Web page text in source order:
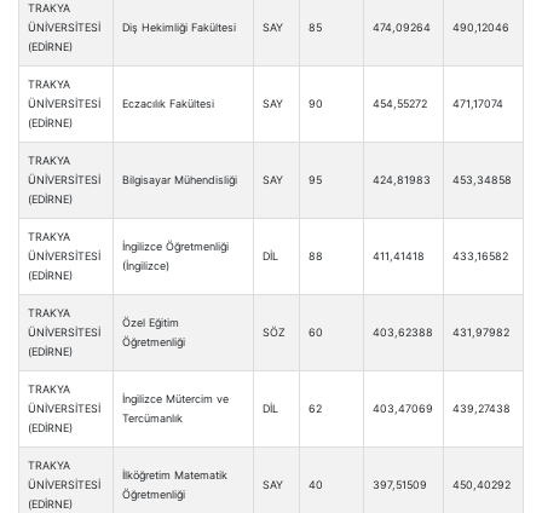
TRAKYA
ÜNİVERSİTESİ
(EDİRNE)
Diş Hekimliği Fakültesi SAY 85 474,09264 490,12046
TRAKYA
ÜNİVERSİTESİ
(EDİRNE)
Eczacılık Fakültesi SAY 90 454,55272 471,17074
TRAKYA
ÜNİVERSİTESİ
(EDİRNE)
Bilgisayar Mühendisliği SAY 95 424,81983 453,34858
TRAKYA
ÜNİVERSİTESİ
(EDİRNE)
İngilizce Öğretmenliği
(İngilizce)
DİL 88 411,41418 433,16582
TRAKYA
ÜNİVERSİTESİ
(EDİRNE)
Özel Eğitim
Öğretmenliği
SÖZ 60 403,62388 431,97982
TRAKYA
ÜNİVERSİTESİ
(EDİRNE)
İngilizce Mütercim ve
Tercümanlık
DİL 62 403,47069 439,27438
TRAKYA
ÜNİVERSİTESİ
(EDİRNE)
İlköğretim Matematik
Öğretmenliği
SAY 40 397,51509 450,40292